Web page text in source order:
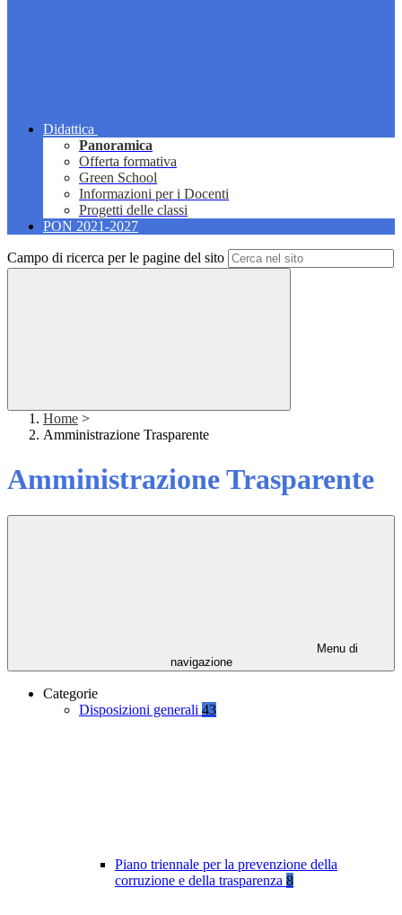
Didattica
Panoramica
Offerta formativa
Green School
Informazioni per i Docenti
Progetti delle classi
PON 2021-2027
Campo di ricerca per le pagine del sito
Home >
Amministrazione Trasparente
Amministrazione Trasparente
Menu di
navigazione
Categorie
Disposizioni generali 43
Piano triennale per la prevenzione della
corruzione e della trasparenza 8